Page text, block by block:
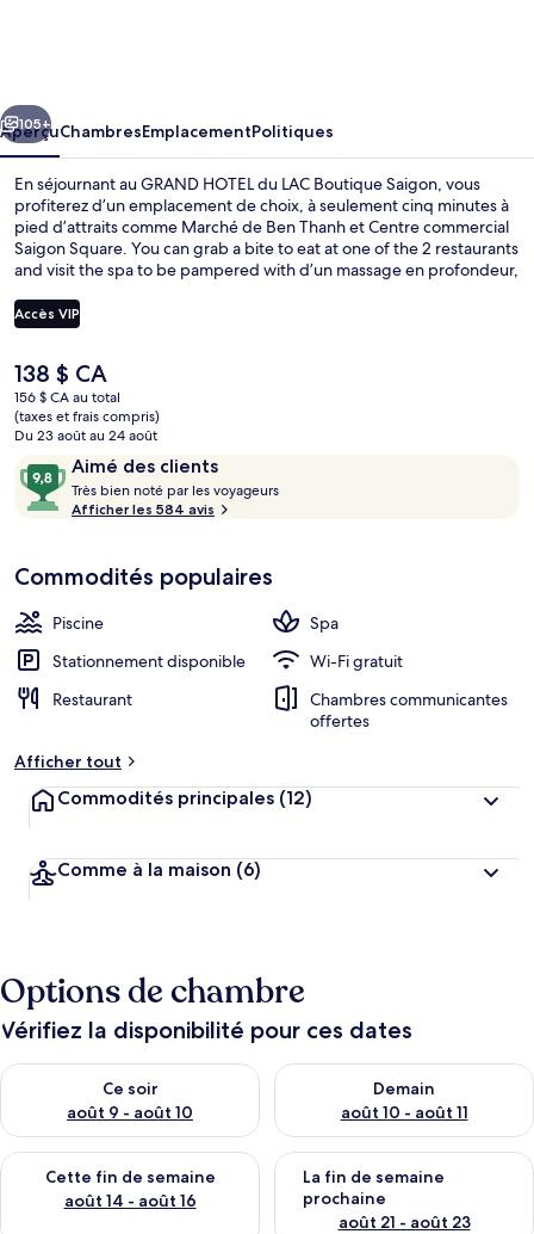
LAC
Boutique
Saigon
Suivant
105+
AperçuChambresEmplacementPolitiques
En séjournant au GRAND HOTEL du LAC Boutique Saigon, vous
profiterez d’un emplacement de choix, à seulement cinq minutes à
pied d’attraits comme Marché de Ben Thanh et Centre commercial
Saigon Square. You can grab a bite to eat at one of the 2 restaurants
and visit the spa to be pampered with d’un massage en profondeur,
bar-salon et un centre d’entraînement physique ouvert en tout
temps comptent parmi les autres points saillants de hôtel de luxe.
en commun : Ben Thanh Station se trouve à 3 minutes et Opera
House Station est à 6 minutes.
Accès VIP
Le
prix
actuel
est
de 138 $ CA
138 $ CA
156 $ CA au total
(taxes et frais compris)
Du 23 août au 24 août
Avis Aimé des clients
9,8
sur
10,
clients
Très bien noté par les voyageurs
i
e
n
n
p
r
v
o
y
g
r
s
Afficher les 584 avis
Commodités populaires
Piscine
Spa
Stationnement disponible
Wi-Fi gratuit
Restaurant
Chambres communicantes
offertes
Afficher tout
Commodités principales (12)
Comme à la maison (6)
Options de chambre
Vérifiez la disponibilité pour ces dates
Ce soir
août 9 - août 10
Vérifier la disponibilité pour ce soir août 9 - août 10
Demain
août 10 - août 11
Vérifier la disponibilité pour
Cette fin de semaine
août 14 - août 16
Vérifier la disponibilité pour cette fin de semaine août 14 -
La fin de semaine
prochaine
août 21 - août 23
Vérifier la disponibilité pour